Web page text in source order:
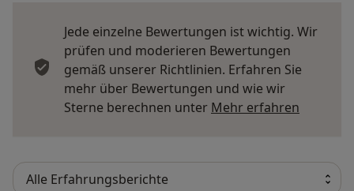
Jede einzelne Bewertungen ist wichtig. Wir
prüfen und moderieren Bewertungen
gemäß unserer Richtlinien. Erfahren Sie
mehr über Bewertungen und wie wir
Sterne berechnen unter Mehr erfahren